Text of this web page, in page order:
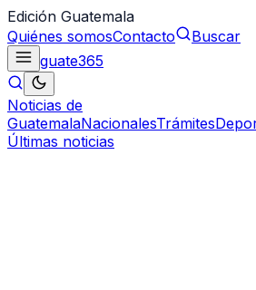
Edición Guatemala
Quiénes somosContacto
Buscar
guate365
Noticias de
GuatemalaNacionalesTrámites
Últimas noticias